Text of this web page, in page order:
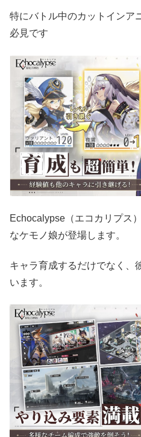
特にバトル中のカットインア
必見です
Echocalypse（エコカリプス
なケモノ娘が登場します。
キャラ育成するだけでなく、
います。